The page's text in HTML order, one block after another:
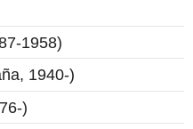
1958)
1940-)
)